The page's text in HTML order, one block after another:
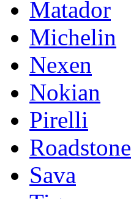
Matador
Michelin
Nexen
Nokian
Pirelli
Roadstone
Sava